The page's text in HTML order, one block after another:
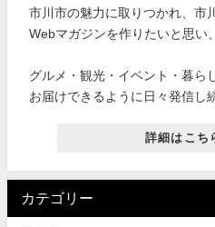
市川市の魅力に取りつかれ、市
Webマガジンを作りたいと思い
グルメ・観光・イベント・暮ら
お届けできるように日々発信し
詳細はこち
カテゴリー